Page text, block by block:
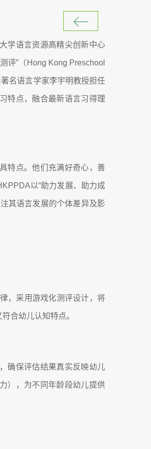
学语言资源高精尖创新中心
评”（Hong Kong Preschool
名语言学家李宇明教授担任
特点，融合最新语言习得理
特点。他们充满好奇心，善
以“助力发展、助力成
其语言发展的个体差异及影
，采用游戏化测评设计，将
合幼儿认知特点。
确保评估结果真实反映幼儿
），为不同年龄段幼儿提供